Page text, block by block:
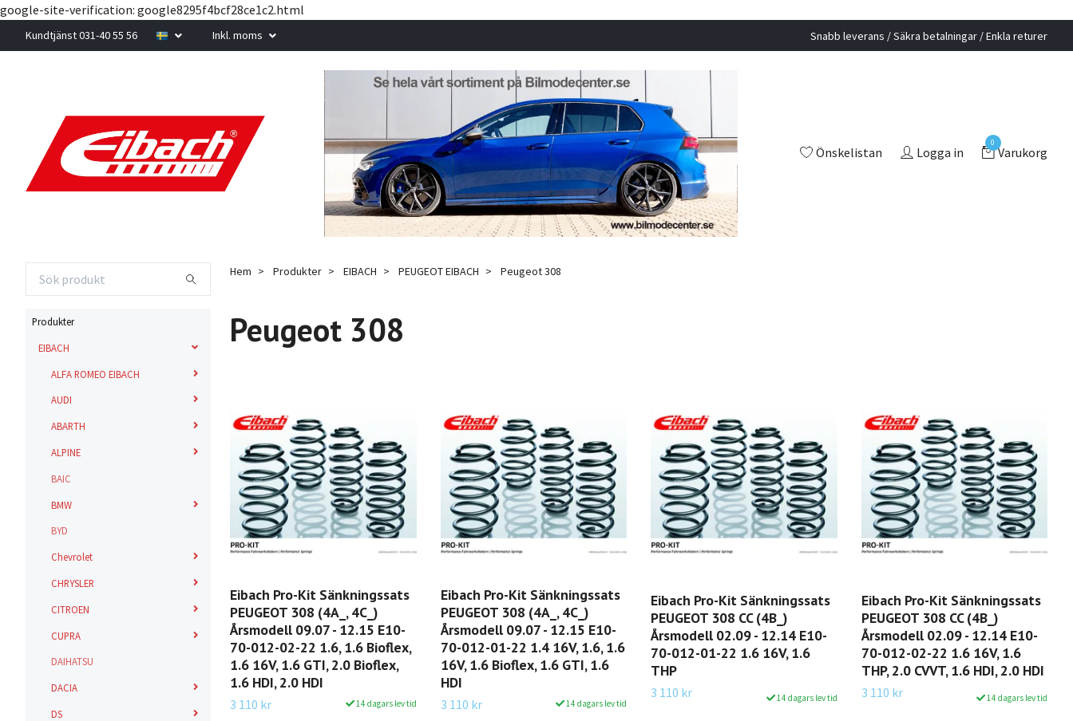
google-site-verification: google8295f4bcf28ce1c2.html
Kundtjänst 031-40 55 56 Inkl. moms Snabb leverans / Säkra betalningar / Enkla returer
Önskelistan Logga in
0
Varukorg
Produkter
EIBACH
ALFA ROMEO EIBACH
AUDI
ABARTH
ALPINE
BAIC
BMW
BYD
Chevrolet
CHRYSLER
CITROEN
CUPRA
DAIHATSU
DACIA
DS
Hem Produkter EIBACH PEUGEOT EIBACH Peugeot 308
Peugeot 308
Eibach Pro-Kit Sänkningssats
PEUGEOT 308 (4A_, 4C_)
Årsmodell 09.07 - 12.15 E10-
70-012-02-22 1.6, 1.6 Bioflex,
1.6 16V, 1.6 GTI, 2.0 Bioflex,
1.6 HDI, 2.0 HDI
3 110 kr 14 dagars lev tid
Eibach Pro-Kit Sänkningssats
PEUGEOT 308 (4A_, 4C_)
Årsmodell 09.07 - 12.15 E10-
70-012-01-22 1.4 16V, 1.6, 1.6
16V, 1.6 Bioflex, 1.6 GTI, 1.6
HDI
3 110 kr 14 dagars lev tid
Eibach Pro-Kit Sänkningssats
PEUGEOT 308 CC (4B_)
Årsmodell 02.09 - 12.14 E10-
70-012-01-22 1.6 16V, 1.6
THP
3 110 kr 14 dagars lev tid
Eibach Pro-Kit Sänkningssats
PEUGEOT 308 CC (4B_)
Årsmodell 02.09 - 12.14 E10-
70-012-02-22 1.6 16V, 1.6
THP, 2.0 CVVT, 1.6 HDI, 2.0 HDI
3 110 kr 14 dagars lev tid